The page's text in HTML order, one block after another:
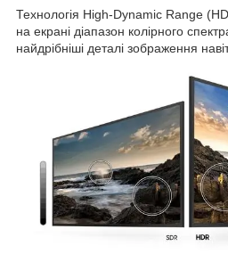
Технологія High-Dynamic Range
на екрані діапазон колірного
найдрібніші деталі зображення